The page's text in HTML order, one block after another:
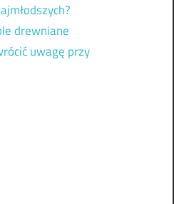
drewniane
uwagę przy